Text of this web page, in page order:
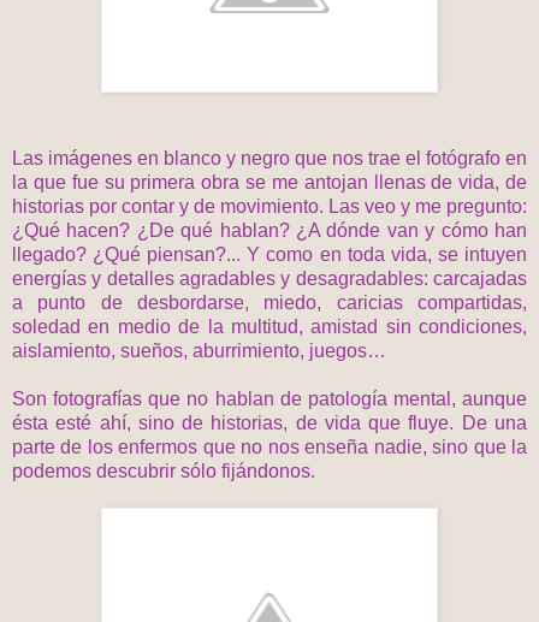
Las imágenes en blanco y negro que nos trae el fotógrafo en
la que fue su primera obra se me antojan llenas de vida, de
historias por contar y de movimiento. Las veo y me pregunto:
¿Qué hacen? ¿De qué hablan? ¿A dónde van y cómo han
llegado? ¿Qué piensan?... Y como en toda vida, se intuyen
energías y detalles agradables y desagradables: carcajadas
a punto de desbordarse, miedo, caricias compartidas,
soledad en medio de la multitud, amistad sin condiciones,
aislamiento, sueños, aburrimiento, juegos…
Son fotografías que no hablan de patología mental, aunque
ésta esté ahí, sino de historias, de vida que fluye. De una
parte de los enfermos que no nos enseña nadie, sino que la
podemos descubrir sólo fijándonos.